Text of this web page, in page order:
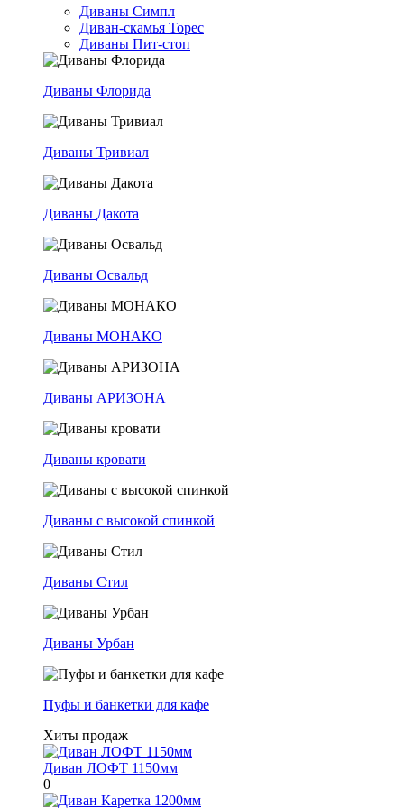
Диваны Симпл
Диван-скамья Торес
Диваны Пит-стоп
Диваны Флорида
Диваны Тривиал
Диваны Дакота
Диваны Освальд
Диваны МОНАКО
Диваны АРИЗОНА
Диваны кровати
Диваны с высокой спинкой
Диваны Стил
Диваны Урбан
Пуфы и банкетки для кафе
Хиты продаж
Диван ЛОФТ 1150мм
0